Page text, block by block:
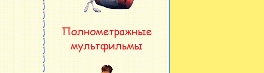
Полнометражные
мультфильмы